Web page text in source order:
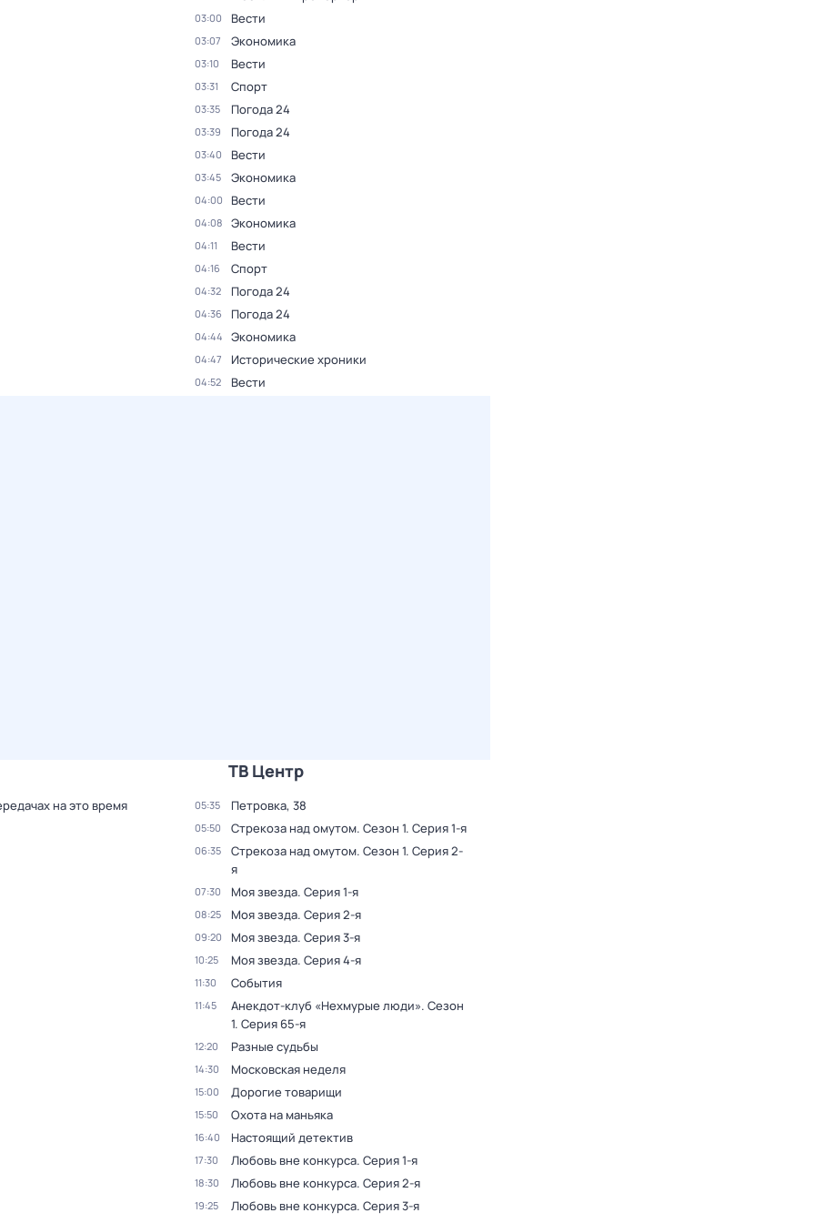
03:00 Вести
03:07 Экономика
03:10 Вести
03:31 Спорт
03:35 Погода 24
03:39 Погода 24
03:40 Вести
03:45 Экономика
04:00 Вести
04:08 Экономика
04:11 Вести
04:16 Спорт
04:32 Погода 24
04:36 Погода 24
04:44 Экономика
04:47 Исторические хроники
04:52 Вести
на это время
ТВ Центр
05:35 Петровка, 38
05:50 Стрекоза над омутом. Сезон 1. Серия 1-я
06:35 Стрекоза над омутом. Сезон 1. Серия 2-
я
07:30 Моя звезда. Серия 1-я
08:25 Моя звезда. Серия 2-я
09:20 Моя звезда. Серия 3-я
10:25 Моя звезда. Серия 4-я
11:30 События
11:45 Анекдот-клуб «Нехмурые люди». Сезон
1. Серия 65-я
12:20 Разные судьбы
14:30 Московская неделя
15:00 Дорогие товарищи
15:50 Охота на маньяка
16:40 Настоящий детектив
17:30 Любовь вне конкурса. Серия 1-я
18:30 Любовь вне конкурса. Серия 2-я
19:25 Любовь вне конкурса. Серия 3-я